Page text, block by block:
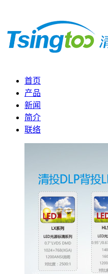
首页
产品
新闻
简介
联络